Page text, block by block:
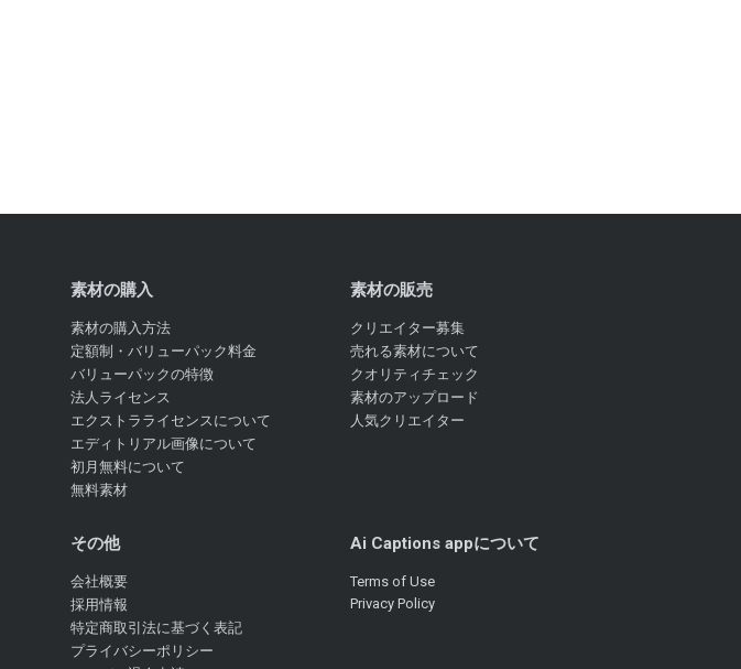
素材の購入
素材の購入方法
定額制・バリューパック料金
バリューパックの特徴
法人ライセンス
エクストラライセンスについて
エディトリアル画像について
初月無料について
無料素材
素材の販売
クリエイター募集
売れる素材について
クオリティチェック
素材のアップロード
人気クリエイター
その他
会社概要
採用情報
特定商取引法に基づく表記
プライバシーポリシー
Ai Captions appについて
Terms of Use
Privacy Policy